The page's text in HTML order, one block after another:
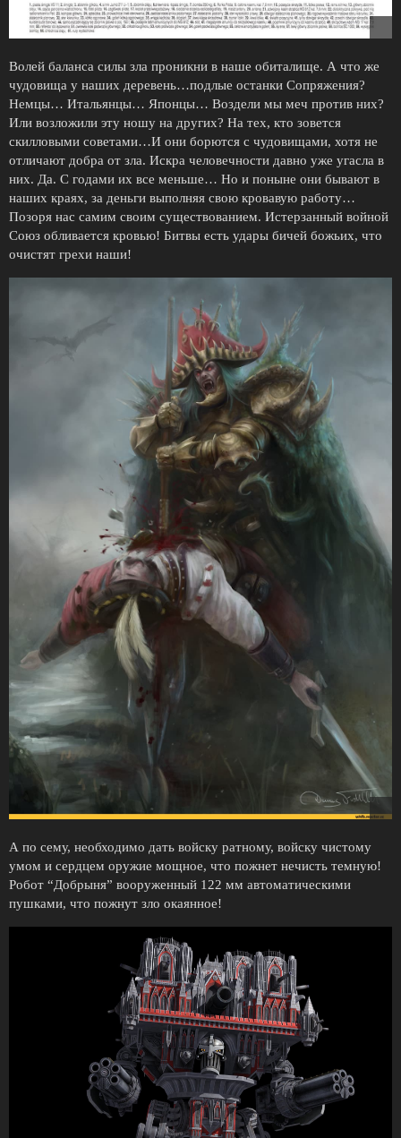
Волей баланса силы зла проникни в наше обиталище. А что же
чудовища у наших деревень…подлые останки Сопряжения?
Немцы… Итальянцы… Японцы… Воздели мы меч против них?
Или возложили эту ношу на других? На тех, кто зовется
скилловыми советами…И они борются с чудовищами, хотя не
отличают добра от зла. Искра человечности давно уже угасла в
них. Да. С годами их все меньше… Но и поныне они бывают в
наших краях, за деньги выполняя свою кровавую работу…
Позоря нас самим своим существованием. Истерзанный войной
Союз обливается кровью! Битвы есть удары бичей божьих, что
очистят грехи наши!
А по сему, необходимо дать войску ратному, войску чистому
умом и сердцем оружие мощное, что пожнет нечисть темную!
Робот “Добрыня” вооруженный 122 мм автоматическими
пушками, что пожнут зло окаянное!